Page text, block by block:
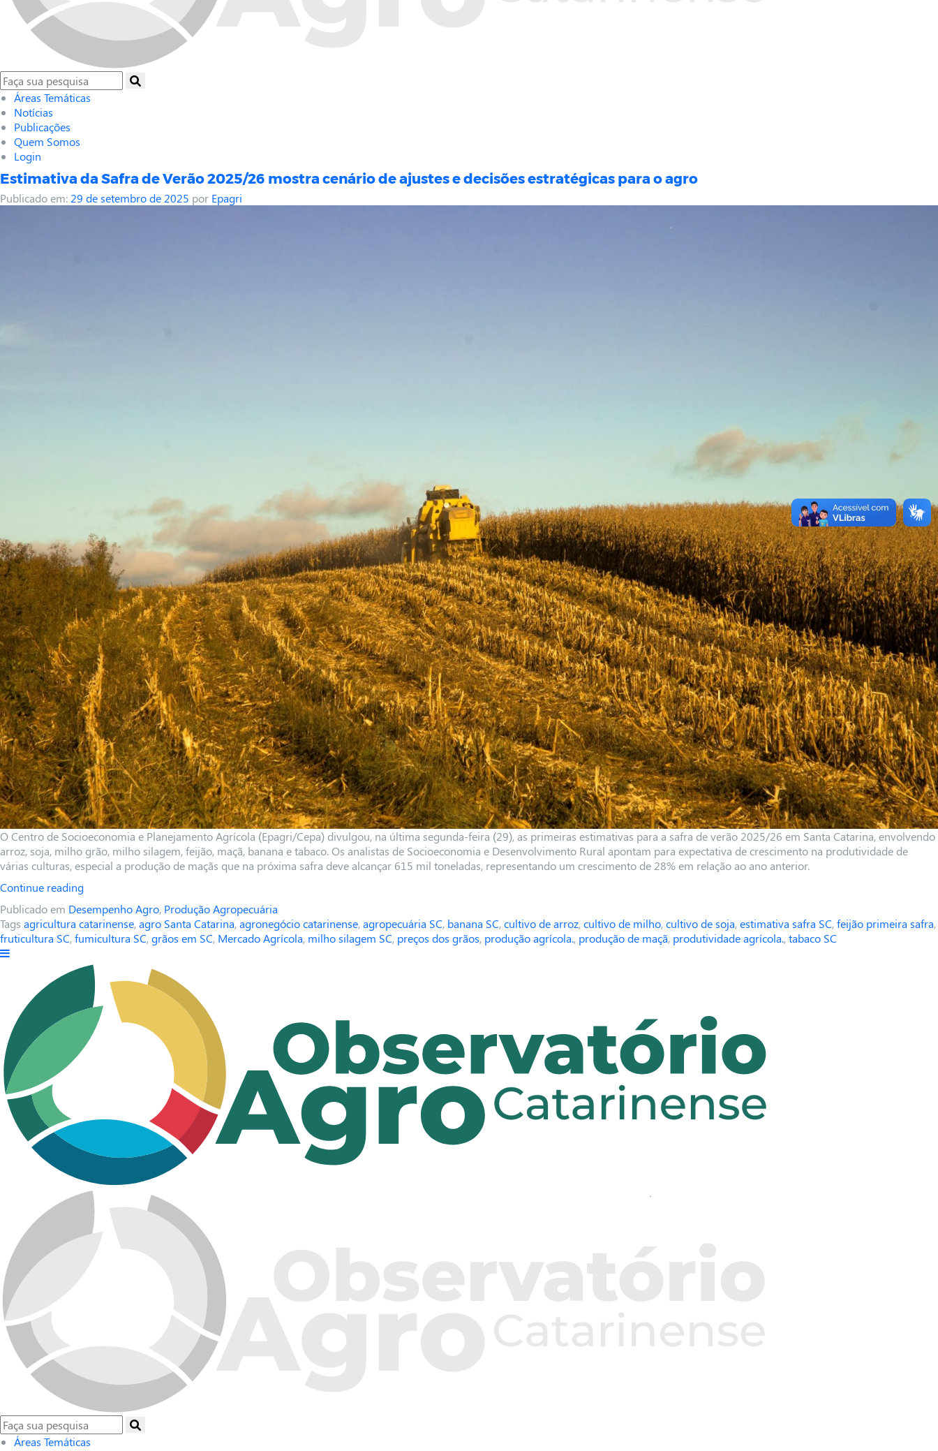
Áreas Temáticas
Notícias
Publicações
Quem Somos
Login
Estimativa da Safra de Verão 2025/26 mostra cenário de ajustes e decisões estratégicas para o agro
Publicado em: 29 de setembro de 2025 por Epagri
O Centro de Socioeconomia e Planejamento Agrícola (Epagri/Cepa) divulgou, na última segunda-feira (29), as primeiras estimativas para a safra de verão 2025/26 em Santa Catarina, envolvendo
arroz, soja, milho grão, milho silagem, feijão, maçã, banana e tabaco.Os analistas de Socioeconomia e Desenvolvimento Rural apontam para expectativa de crescimento na produtividade de
várias culturas, especial a produção de maçãs que na próxima safra deve alcançar 615 mil toneladas, representando um crescimento de 28% em relação ao ano anterior.
Continue reading
Publicado em Desempenho Agro, Produção Agropecuária
Tags agricultura catarinense,agro Santa Catarina,agronegócio catarinense,agropecuária SC, banana SC,cultivo de arroz,cultivo de milho,cultivo de soja,estimativa safra SC,feijão primeira safra,
fruticultura SC,fumicultura SC,grãos em SC, Mercado Agrícola, milho silagem SC, preços dos grãos, produção agrícola., produção de maçã, produtividade agrícola.,tabaco SC
Áreas Temáticas